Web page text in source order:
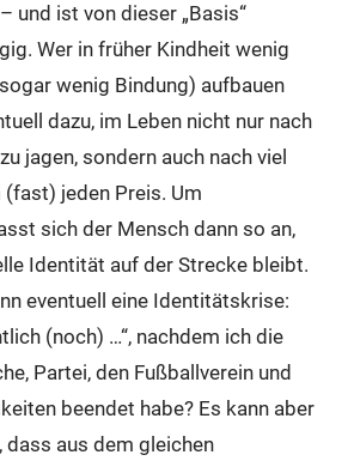
und ist von dieser „Basis“
Wer in früher Kindheit wenig
wenig Bindung) aufbauen
dazu, im Leben nicht nur nach
jagen, sondern auch nach viel
jeden Preis. Um
sich der Mensch dann so an,
Identität auf der Strecke bleibt.
eventuell eine Identitätskrise:
(noch) …“, nachdem ich die
Partei, den Fußballverein und
beendet habe? Es kann aber
dass aus dem gleichen